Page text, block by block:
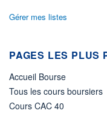
Gérer mes listes
PAGES LES PLUS
Accueil Bourse
Tous les cours boursiers
Cours CAC 40